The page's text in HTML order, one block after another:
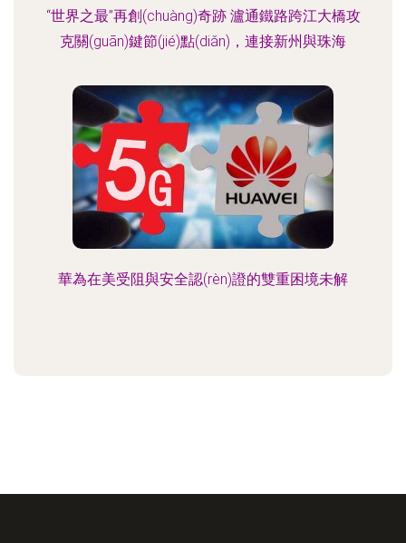
“世界之最”再創(chuàng)奇跡 瀘通鐵路跨江大橋攻
克關(guān)鍵節(jié)點(diǎn)，連接新州與珠海
華為在美受阻與安全認(rèn)證的雙重困境未解